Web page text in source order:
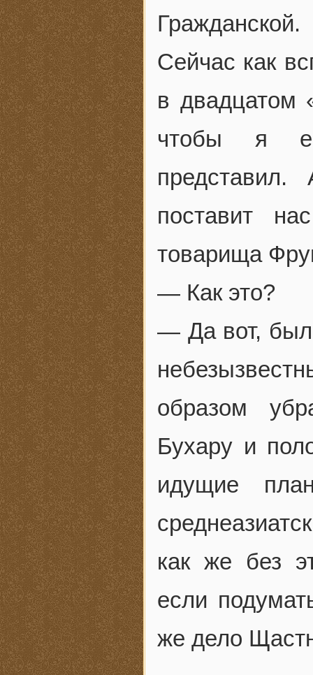
Сейчас как
в двадцатом
чтобы я
поставит
товарища
— Как это?
— Да вот,
образом
Бухару и
идущие
как же без
если
же дело